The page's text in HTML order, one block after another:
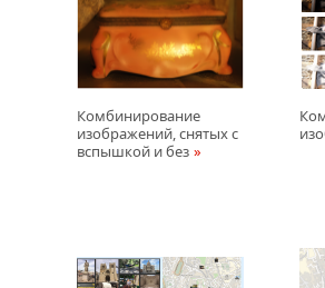
Комбинирование
изображений, снятых с
вспышкой и без